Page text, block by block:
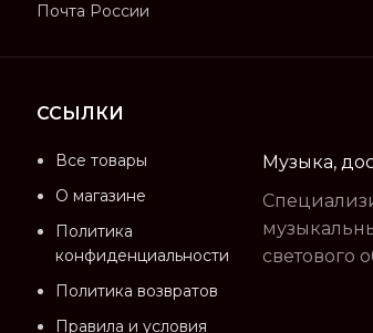
Почта России
ССЫЛКИ
Все товары
О магазине
Политика
конфиденциальности
Политика возвратов
Правила и условия
Музыка,
светового